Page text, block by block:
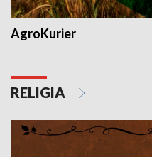
AgroKurier
RELIGIA